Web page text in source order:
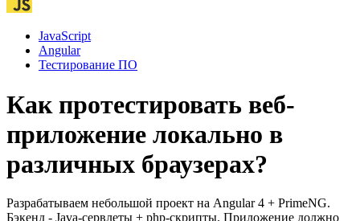
JavaScript
Angular
Тестирование ПО
Как протестировать веб-
приложение локально в
различных браузерах?
Разрабатываем небольшой проект на Angular 4 + PrimeNG.
Бэкенд - Java-сервлеты + php-скрипты. Приложение должно